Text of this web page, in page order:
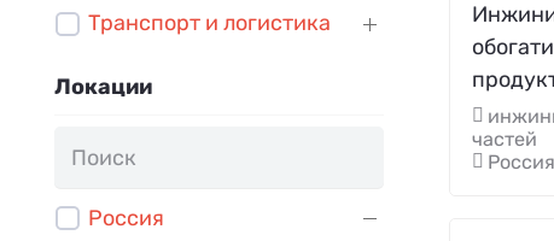
Транспорт и логистика
Локации
Россия
частей